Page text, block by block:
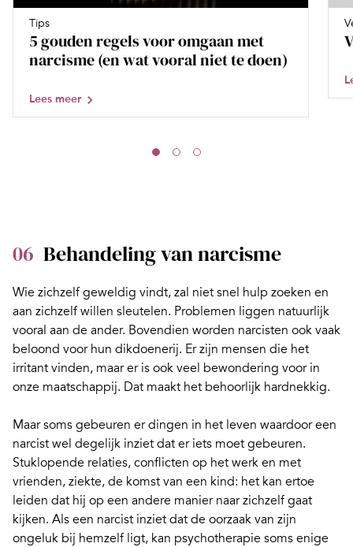
Tips
5 gouden regels voor omgaan met
narcisme (en wat vooral niet te doen)
Lees meer
06 Behandeling van narcisme
Wie zichzelf geweldig vindt, zal niet snel hulp zoeken en
aan zichzelf willen sleutelen. Problemen liggen natuurlijk
vooral aan de ander. Bovendien worden narcisten ook vaak
beloond voor hun dikdoenerij. Er zijn mensen die het
irritant vinden, maar er is ook veel bewondering voor in
onze maatschappij. Dat maakt het behoorlijk hardnekkig.
Maar soms gebeuren er dingen in het leven waardoor een
narcist wel degelijk inziet dat er iets moet gebeuren.
Stuklopende relaties, conflicten op het werk en met
vrienden, ziekte, de komst van een kind: het kan ertoe
leiden dat hij op een andere manier naar zichzelf gaat
kijken. Als een narcist inziet dat de oorzaak van zijn
ongeluk bij hemzelf ligt, kan psychotherapie soms enige